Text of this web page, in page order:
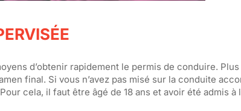
d’obtenir rapidement le permis de conduire.
final. Si vous n’avez pas misé sur la conduite
cela, il faut être âgé de 18 ans et avoir été admis à